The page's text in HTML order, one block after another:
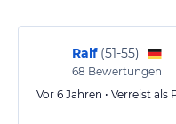
Ralf (51-55)
68 Bewertungen
Vor 6 Jahren • Verreist als